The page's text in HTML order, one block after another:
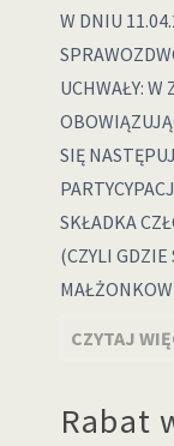
W DNIU
UCHWAŁY: W
SIĘ
SKŁADKA
(CZYLI
CZYTAJ
Rabat